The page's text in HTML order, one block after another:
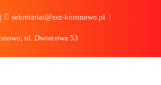
sekretariat@zsz-koronowo.pl
ul. Dworcowa 53